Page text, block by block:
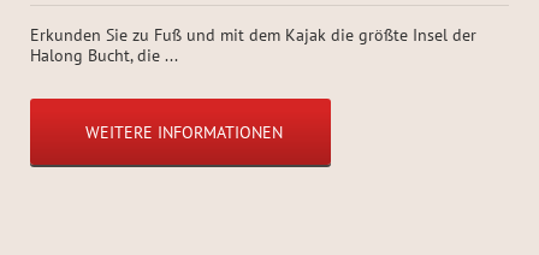
Erkunden Sie zu Fuß und mit dem Kajak die größte Insel der
Halong Bucht, die ...
WEITERE INFORMATIONEN